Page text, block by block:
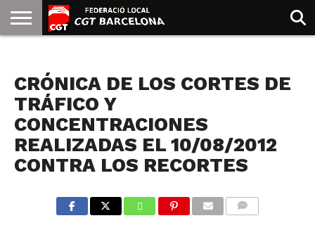
GOLDMAN
CRÓNICA DE LOS CORTES DE
TRÁFICO Y
CONCENTRACIONES
REALIZADAS EL 10/08/2012
CONTRA LOS RECORTES